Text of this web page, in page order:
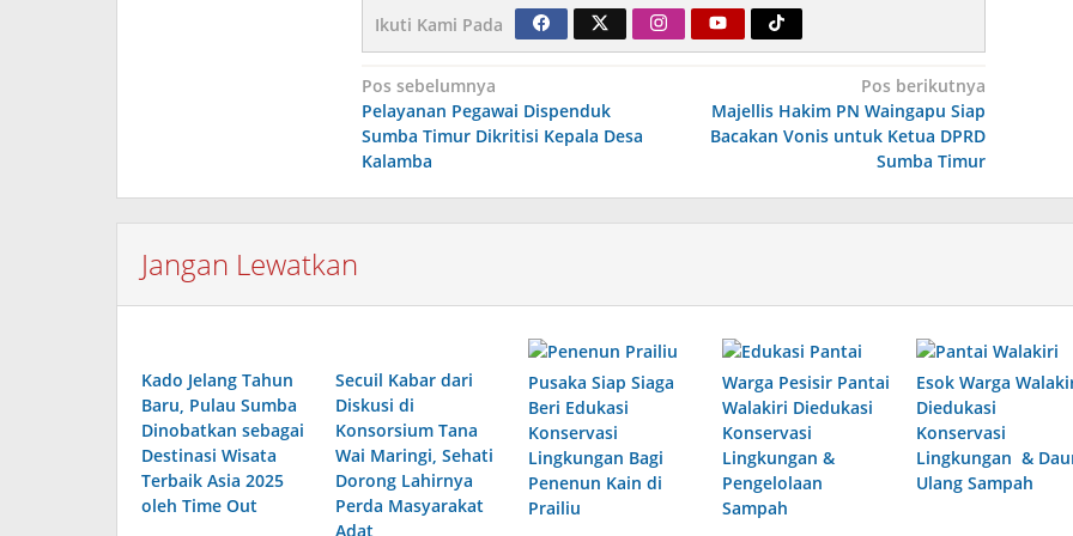
Ikuti Kami Pada
Navigasi
pos
Pos sebelumnya
Pelayanan Pegawai Dispenduk
Sumba Timur Dikritisi Kepala Desa
Kalamba
Pos berikutnya
Majellis Hakim PN Waingapu Siap
Bacakan Vonis untuk Ketua DPRD
Sumba Timur
Jangan Lewatkan
Kado Jelang Tahun
Baru, Pulau Sumba
Dinobatkan sebagai
Destinasi Wisata
Terbaik Asia 2025
oleh Time Out
Secuil Kabar dari
Diskusi di
Konsorsium Tana
Wai Maringi, Sehati
Dorong Lahirnya
Perda Masyarakat
Adat
Pusaka Siap Siaga
Beri Edukasi
Konservasi
Lingkungan Bagi
Penenun Kain di
Prailiu
Warga Pesisir Pantai
Walakiri Diedukasi
Konservasi
Lingkungan &
Pengelolaan
Sampah
Esok Warga
Diedukasi
Konservasi
Lingkungan &
Ulang Sampah